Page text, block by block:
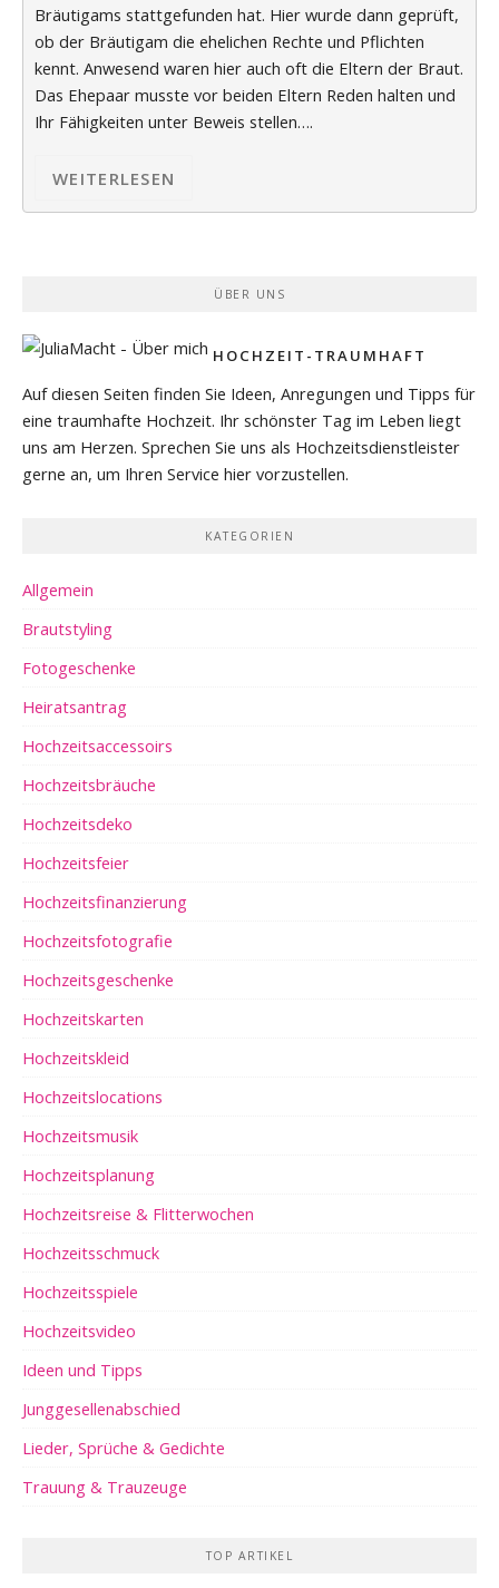
Bräutigams stattgefunden hat. Hier wurde dann geprüft,
ob der Bräutigam die ehelichen Rechte und Pflichten
kennt. Anwesend waren hier auch oft die Eltern der Braut.
Das Ehepaar musste vor beiden Eltern Reden halten und
Ihr Fähigkeiten unter Beweis stellen….
WEITERLESEN
ÜBER UNS
HOCHZEIT-TRAUMHAFT
Auf diesen Seiten finden Sie Ideen, Anregungen und Tipps für
eine traumhafte Hochzeit. Ihr schönster Tag im Leben liegt
uns am Herzen. Sprechen Sie uns als Hochzeitsdienstleister
gerne an, um Ihren Service hier vorzustellen.
KATEGORIEN
Allgemein
Brautstyling
Fotogeschenke
Heiratsantrag
Hochzeitsaccessoirs
Hochzeitsbräuche
Hochzeitsdeko
Hochzeitsfeier
Hochzeitsfinanzierung
Hochzeitsfotografie
Hochzeitsgeschenke
Hochzeitskarten
Hochzeitskleid
Hochzeitslocations
Hochzeitsmusik
Hochzeitsplanung
Hochzeitsreise & Flitterwochen
Hochzeitsschmuck
Hochzeitsspiele
Hochzeitsvideo
Ideen und Tipps
Junggesellenabschied
Lieder, Sprüche & Gedichte
Trauung & Trauzeuge
TOP ARTIKEL